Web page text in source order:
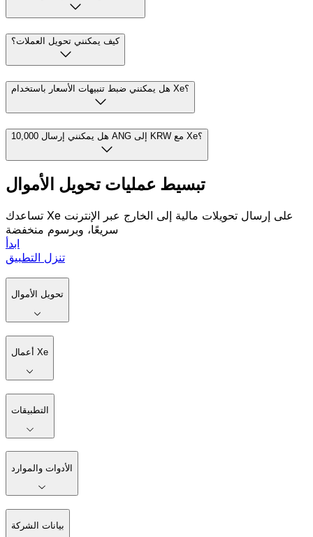
كيف يمكنني تحويل العملات؟
هل يمكنني ضبط تنبيهات الأسعار باستخدام Xe؟
هل يمكنني إرسال 10,000 ANG إلى KRW مع Xe؟
تبسيط عمليات تحويل الأموال
تساعدك Xe على إرسال تحويلات مالية إلى الخارج عبر الإنترنت
سريعًا، وبرسوم منخفضة
ابدأ
تنزل التطبيق
تحويل الأموال
أعمال Xe
التطبيقات
الأدوات والموارد
بيانات الشركة